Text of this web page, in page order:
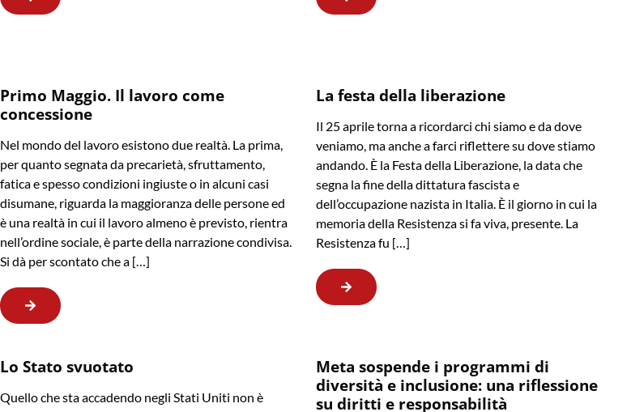
Primo Maggio. Il lavoro come
concessione
Nel mondo del lavoro esistono due realtà. La prima,
per quanto segnata da precarietà, sfruttamento,
fatica e spesso condizioni ingiuste o in alcuni casi
disumane, riguarda la maggioranza delle persone ed
è una realtà in cui il lavoro almeno è previsto, rientra
nell’ordine sociale, è parte della narrazione condivisa.
Si dà per scontato che a […]
La festa della liberazione
Il 25 aprile torna a ricordarci chi siamo e da dove
veniamo, ma anche a farci riflettere su dove stiamo
andando. È la Festa della Liberazione, la data che
segna la fine della dittatura fascista e
dell’occupazione nazista in Italia. È il giorno in cui la
memoria della Resistenza si fa viva, presente. La
Resistenza fu […]
Lo Stato svuotato
Quello che sta accadendo negli Stati Uniti non è
Meta sospende i programmi di
diversità e inclusione: una riflessione
su diritti e responsabilità